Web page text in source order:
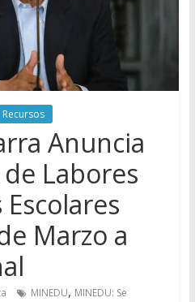
Recursos
Anuncia
Labores
Marzo a
MINEDU, MINEDU: Se